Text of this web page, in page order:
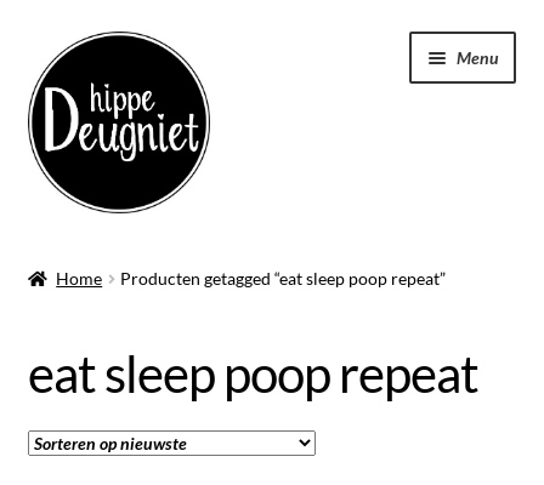
door
naar
navigatie
naar
de
inhoud
Menu
Kleding
Tassen
Home Producten getagged “eat sleep poop repeat”
eat sleep poop repeat